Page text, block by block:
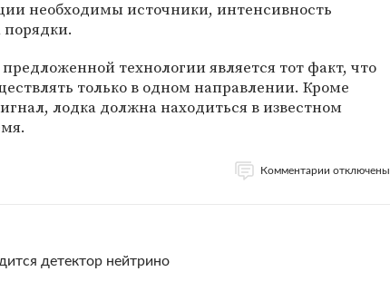
необходимы источники, интенсивность
технологии является тот факт, что
только в одном направлении. Кроме
лодка должна находиться в известном
Комментарии отключены
детектор нейтрино